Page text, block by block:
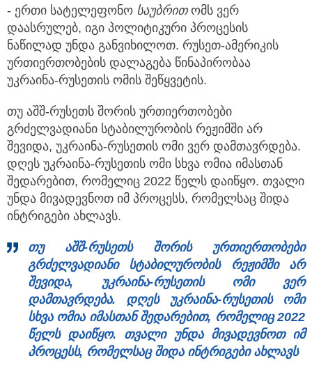
- ერთი სატელეფონო საუბრითომს ვერ
დაასრულებ, იგი პოლიტიკური პროცესის
ნაწილად უნდა განვიხილოთ. რუსეთ-ამერიკის
ურთიერთობების დალაგება წინაპირობაა
უკრაინა-რუსეთის ომის შეწყვეტის.
თუ აშშ-რუსეთს შორის ურთიერთობები
გრძელვადიანი სტაბილურობის რეჟიმში არ
შევიდა, უკრაინა-რუსეთის ომი ვერ დამთავრდება.
დღეს უკრაინა-რუსეთის ომი სხვა ომია იმასთან
შედარებით, რომელიც 2022 წელს დაიწყო. თვალი
უნდა მივადევნოთ იმ პროცესს, რომელსაც შიდა
ინტრიგები ახლავს.
თუ აშშ-რუსეთს შორის ურთიერთობები
გრძელვადიანისტაბილურობის რეჟიმში არ
შევიდა, უკრაინა-რუსეთის ომი ვერ
დამთავრდება. დღეს უკრაინა-რუსეთის ომი
სხვა ომია იმასთან შედარებით, რომელიც 2022
წელს დაიწყო. თვალი უნდა მივადევნოთ იმ
პროცესს, რომელსაც შიდა ინტრიგები ახლავს